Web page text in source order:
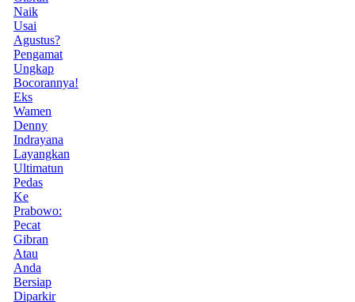
Naik
Usai
Agustus?
Pengamat
Ungkap
Bocorannya!
Eks
Wamen
Denny
Indrayana
Layangkan
Ultimatun
Pedas
Ke
Prabowo:
Pecat
Gibran
Atau
Anda
Bersiap
Diparkir